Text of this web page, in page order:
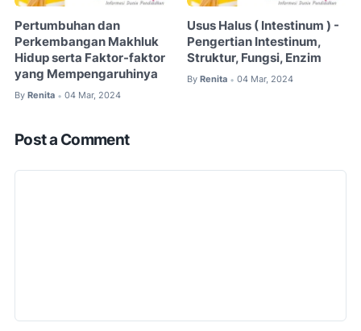
Pertumbuhan dan
Perkembangan Makhluk
Hidup serta Faktor-faktor
yang Mempengaruhinya
By Renita • 04 Mar, 2024
Usus Halus ( Intestinum ) -
Pengertian Intestinum,
Struktur, Fungsi, Enzim
By Renita • 04 Mar, 2024
Post a Comment